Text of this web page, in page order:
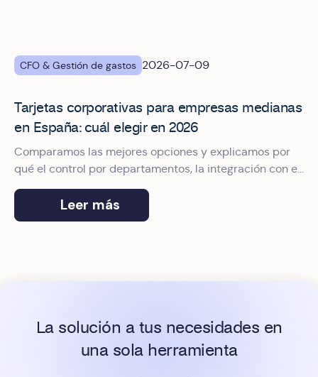
CFO & Gestión de gastos 2026-07-09
Tarjetas corporativas para empresas medianas
en España: cuál elegir en 2026
Comparamos las mejores opciones y explicamos por
qué el control por departamentos, la integración con el
ERP y el pago con Apple Pay marcan la diferencia.
Leer más
La solución a tus necesidades en
una sola herramienta